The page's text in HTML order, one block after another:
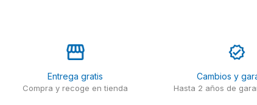
Entrega gratis
Compra y recoge en tienda
Cambios y
Hasta 2 años de